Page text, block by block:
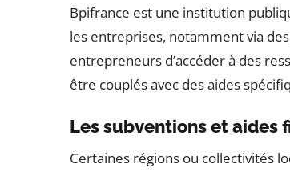
Bpifrance est une institution
les entreprises, notamment via des
entrepreneurs d’accéder à des
être couplés avec des aides
Les subventions et aides
Certaines régions ou collectivités